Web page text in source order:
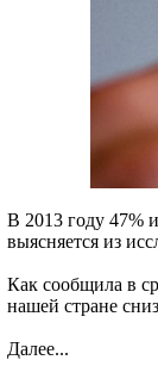
В 2013 году 47%
выясняется из
Как сообщила в
нашей стране
Далее...